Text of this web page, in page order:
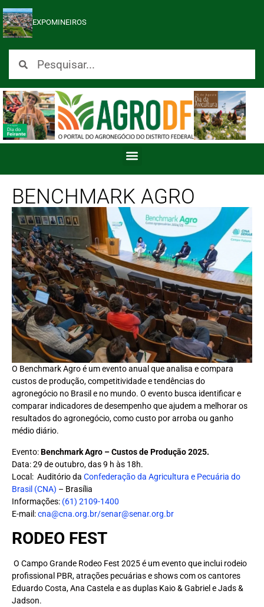
EXPOMINEIROS
BENCHMARK AGRO
O Benchmark Agro é um evento anual que analisa e compara
custos de produção, competitividade e tendências do
agronegócio no Brasil e no mundo. O evento busca identificar e
comparar indicadores de desempenho que ajudem a melhorar os
resultados do agronegócio, como custo por arroba ou ganho
médio diário.
Evento:Benchmark Agro – Custos de Produção 2025.
Data: 29 de outubro, das 9 h às 18h.
Local: Auditório da Confederação da Agricultura e Pecuária do
Brasil (CNA) – Brasília
Informações: (61) 2109-1400
E-mail:cna@cna.org.br/senar@senar.org.br
RODEO FEST
O Campo Grande Rodeo Fest 2025 é um evento que inclui rodeio
profissional PBR, atrações pecuárias e shows com os cantores
Eduardo Costa, Ana Castela e as duplas Kaio & Gabriel e Jads &
Jadson.